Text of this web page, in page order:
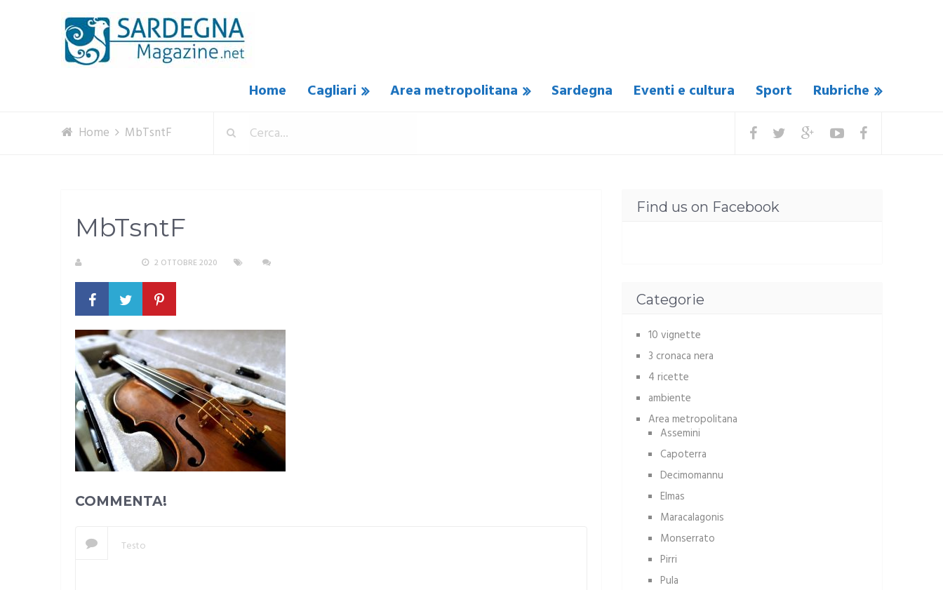
Home Cagliari Area metropolitana Sardegna Eventi e cultura Sport Rubriche
Home MbTsntF
MbTsntF
2 OTTOBRE 2020
COMMENTA!
Find us on Facebook
Categorie
10 vignette
3 cronaca nera
4 ricette
ambiente
Area metropolitana
Assemini
Capoterra
Decimomannu
Elmas
Maracalagonis
Monserrato
Pirri
Pula